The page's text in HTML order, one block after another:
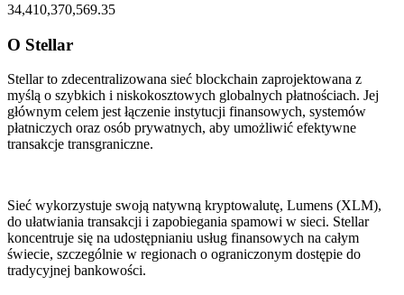
1, 06:23 PM
34,410,370,569.35
O Stellar
Stellar to zdecentralizowana sieć blockchain zaprojektowana z
myślą o szybkich i niskokosztowych globalnych płatnościach. Jej
głównym celem jest łączenie instytucji finansowych, systemów
płatniczych oraz osób prywatnych, aby umożliwić efektywne
transakcje transgraniczne.
Sieć wykorzystuje swoją natywną kryptowalutę, Lumens (XLM),
do ułatwiania transakcji i zapobiegania spamowi w sieci. Stellar
koncentruje się na udostępnianiu usług finansowych na całym
świecie, szczególnie w regionach o ograniczonym dostępie do
tradycyjnej bankowości.